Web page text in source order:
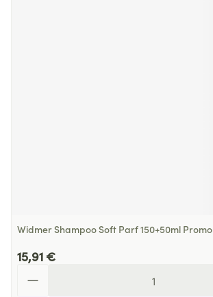
Widmer Shampoo Soft Parf 150+50ml Promo
15,91 €